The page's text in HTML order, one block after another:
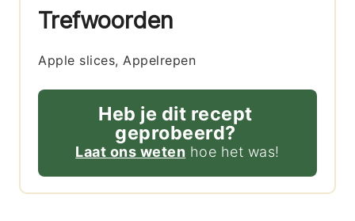
Trefwoorden
Apple slices, Appelrepen
Heb je dit recept
geprobeerd?
Laat ons weten hoe het was!